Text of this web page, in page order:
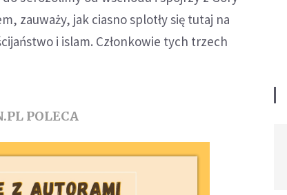
zauważy, jak ciasno splotły się tutaj na
i islam. Członkowie tych trzech
POLECA